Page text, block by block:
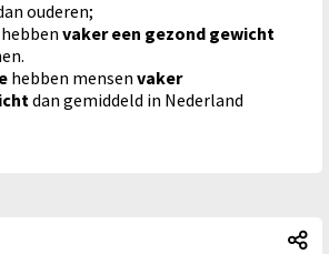
ouderen;
hebben vaker een gezond gewicht
hebben mensen vaker
dan gemiddeld in Nederland